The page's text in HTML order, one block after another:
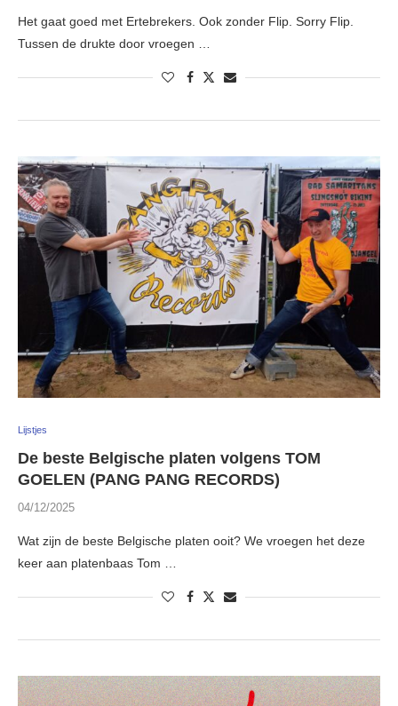
Het gaat goed met Ertebrekers. Ook zonder Flip. Sorry Flip.
Tussen de drukte door vroegen …
Lijstjes
De beste Belgische platen volgens TOM
GOELEN (PANG PANG RECORDS)
04/12/2025
Wat zijn de beste Belgische platen ooit? We vroegen het deze
keer aan platenbaas Tom …